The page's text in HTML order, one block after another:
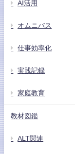
AI活用
オムニバス
仕事効率化
実践記録
家庭教育
教材図鑑
ALT関連